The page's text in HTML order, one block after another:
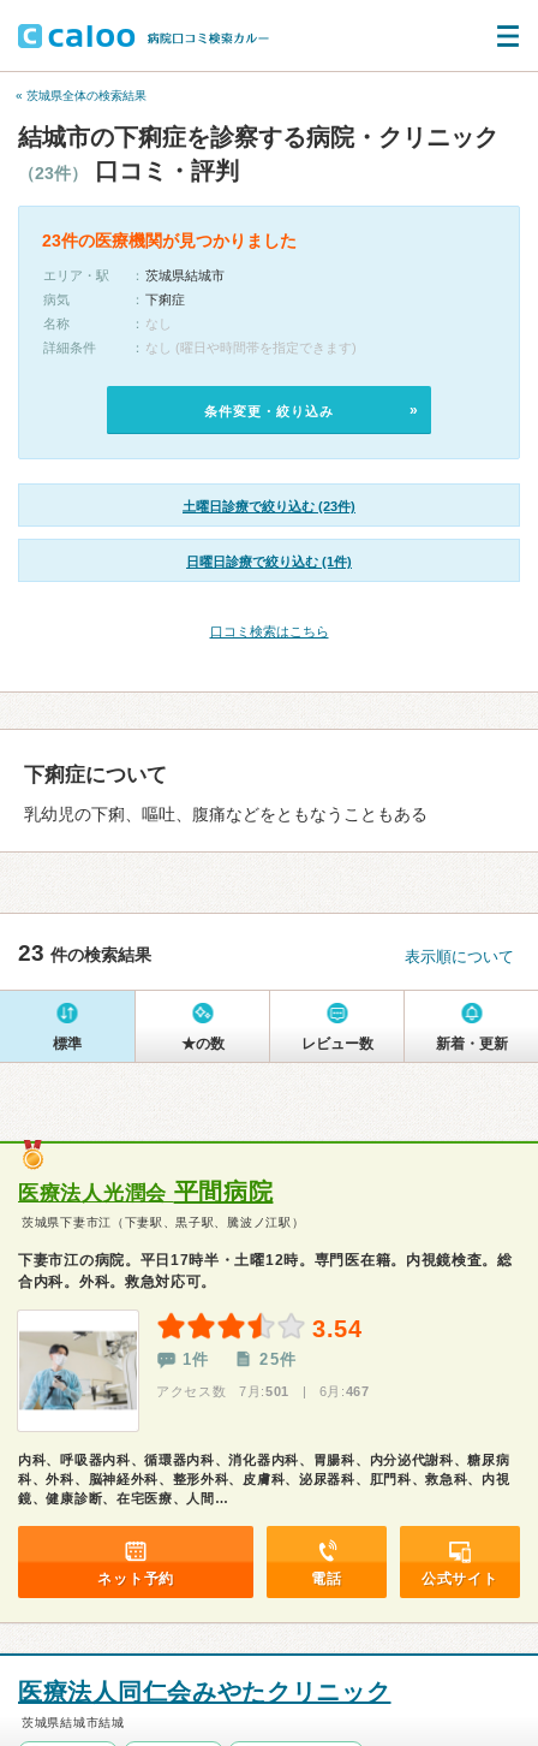
« 茨城県全体の検索結果
結城市の下痢症を診察する病院・クリニック
（23件） 口コミ・評判
23件の医療機関が見つかりました
エリア・駅
茨城県結城市
病気
下痢症
名称
なし
詳細条件
なし (曜日や時間帯を指定できます)
条件変更・絞り込み
土曜日診療で絞り込む (23件)
日曜日診療で絞り込む (1件)
口コミ検索はこちら
下痢症について
乳幼児の下痢、嘔吐、腹痛などをともなうこともある
23 件の検索結果 表示順について
標準 ★の数 レビュー数 新着・更新
医療法人光潤会 平間病院
茨城県下妻市江（下妻駅、黒子駅、騰波ノ江駅）
下妻市江の病院。平日17時半・土曜12時。専門医在籍。内視鏡検査。総
合内科。外科。救急対応可。
3.54
1件 25件
アクセス数 7月:501 | 6月:467
内科、呼吸器内科、循環器内科、消化器内科、胃腸科、内分泌代謝科、糖尿病
科、外科、脳神経外科、整形外科、皮膚科、泌尿器科、肛門科、救急科、内視
鏡、健康診断、在宅医療、人間…
ネット予約 電話 公式サイト
医療法人同仁会みやたクリニック
茨城県結城市結城